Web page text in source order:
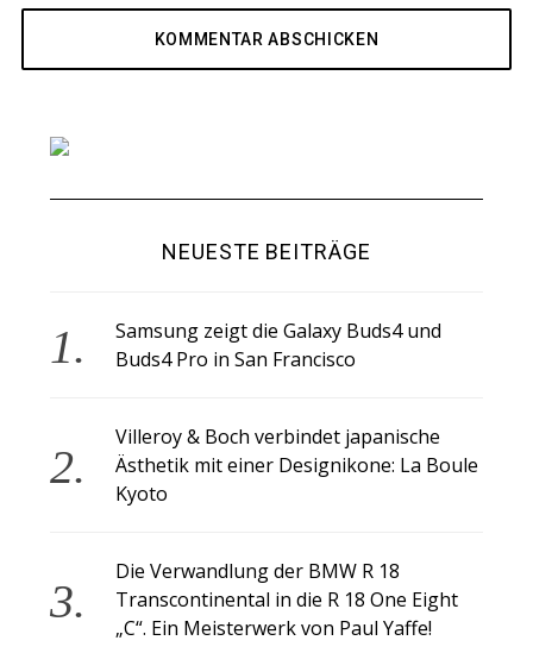
NEUESTE BEITRÄGE
Samsung zeigt die Galaxy Buds4 und
Buds4 Pro in San Francisco
Villeroy & Boch verbindet japanische
Ästhetik mit einer Designikone: La Boule
Kyoto
Die Verwandlung der BMW R 18
Transcontinental in die R 18 One Eight
„C“. Ein Meisterwerk von Paul Yaffe!